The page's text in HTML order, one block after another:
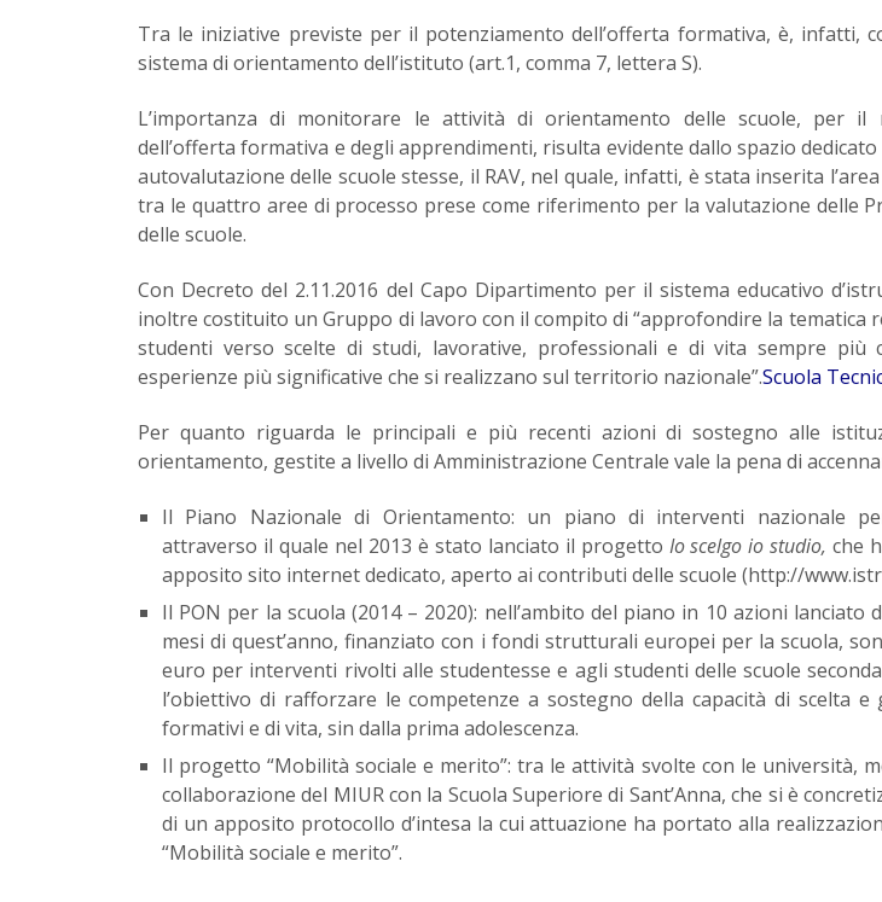
Tra le iniziative previste per il potenziamento dell’offerta formativa, è, infatti,
sistema di orientamento dell’istituto (art.1, comma 7, lettera S).
L’importanza di monitorare le attività di orientamento delle scuole, per il
dell’offerta formativa e degli apprendimenti, risulta evidente dallo spazio
autovalutazione delle scuole stesse, il RAV, nel quale, infatti, è stata inserita
tra le quattro aree di processo prese come riferimento per la valutazione delle
delle scuole.
Con Decreto del 2.11.2016 del Capo Dipartimento per il sistema educativo
inoltre costituito un Gruppo di lavoro con il compito di “approfondire la tematica
studenti verso scelte di studi, lavorative, professionali e di vita sempre più
esperienze più significative che si realizzano sul territorio nazionale”.Scuola
Per quanto riguarda le principali e più recenti azioni di sostegno alle
orientamento, gestite a livello di Amministrazione Centrale vale la pena di
Il Piano Nazionale di Orientamento: un piano di interventi nazionale
attraverso il quale nel 2013 è stato lanciato il progetto Io scelgo io studio,che
apposito sito internet dedicato, aperto ai contributi delle scuole (http://
Il PON per la scuola (2014 – 2020): nell’ambito del piano in 10 azioni lanciato
mesi di quest’anno, finanziato con i fondi strutturali europei per la scuola,
euro per interventi rivolti alle studentesse e agli studenti delle scuole
l’obiettivo di rafforzare le competenze a sostegno della capacità di scelta
formativi e di vita, sin dalla prima adolescenza.
Il progetto “Mobilità sociale e merito”: tra le attività svolte con le università,
collaborazione del MIUR con la Scuola Superiore di Sant’Anna, che si è
di un apposito protocollo d’intesa la cui attuazione ha portato alla
“Mobilità sociale e merito”.